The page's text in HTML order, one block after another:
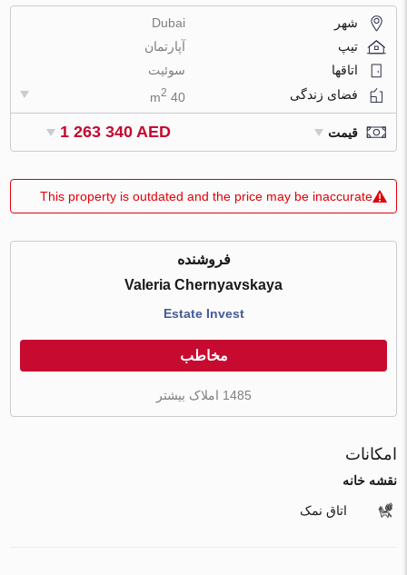
شهر
Dubai
تیپ
آپارتمان
اتاقها
سوئیت
فضای زندگی
40 m
2
قیمت 1 263 340 AED
This property is outdated and the price may be inaccurate
فروشنده
Valeria Chernyavskaya
Estate Invest
مخاطب
1485 املاک بیشتر
امکانات
نقشه خانه
اتاق نمک